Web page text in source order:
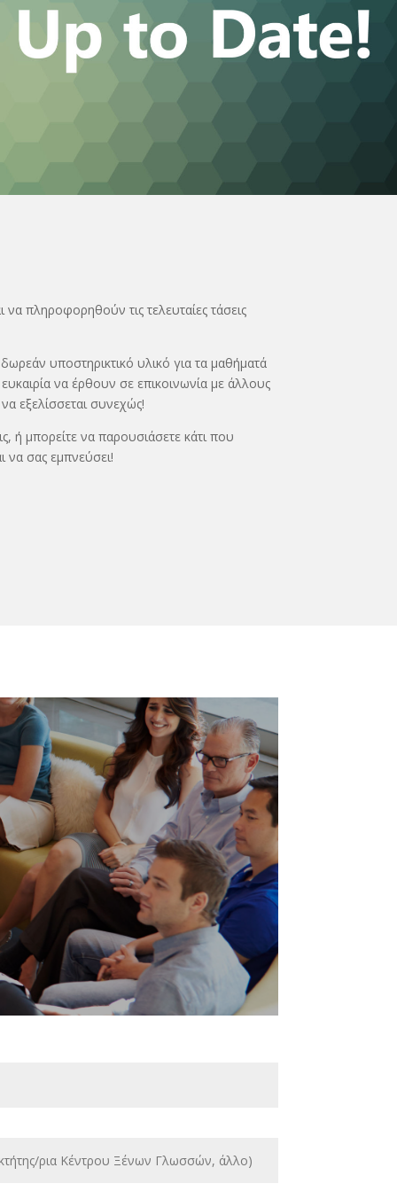
πληροφορηθούν τις τελευταίες τάσεις
υποστηρικτικό υλικό για τα μαθήματά
να έρθουν σε επικοινωνία με άλλους
εξελίσσεται συνεχώς!
ή μπορείτε να παρουσιάσετε κάτι που
να σας εμπνεύσει!